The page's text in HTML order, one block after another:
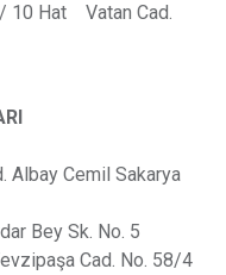
10 Hat Vatan Cad.
Cemil Sakarya
Bey Sk. No. 5
Cad. No. 58/4